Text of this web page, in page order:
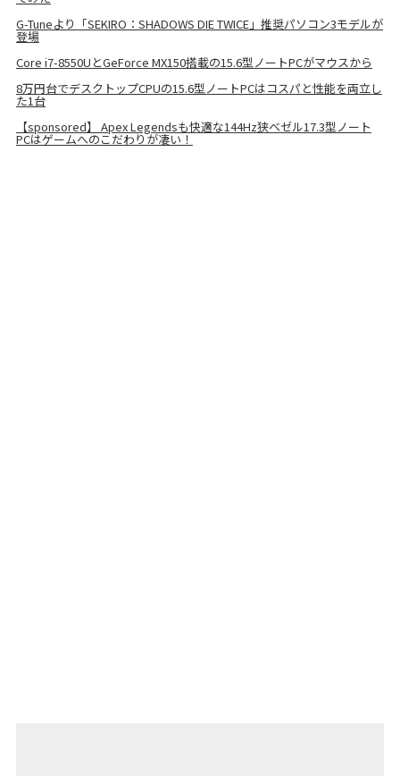
G-Tuneより「SEKIRO：SHADOWS DIE TWICE」推奨パソコン3モデルが
登場
Core i7-8550UとGeForce MX150搭載の15.6型ノートPCがマウスから
8万円台でデスクトップCPUの15.6型ノートPCはコスパと性能を両立し
た1台
【sponsored】 Apex Legendsも快適な144Hz狭ベゼル17.3型ノート
PCはゲームへのこだわりが凄い！